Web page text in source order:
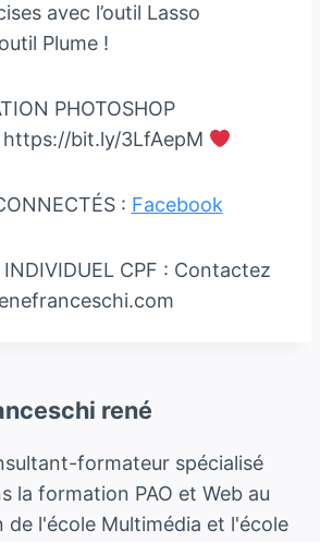
avec l’outil Lasso
Plume !
PHOTOSHOP
bit.ly/3LfAepM
: Facebook
INDIVIDUEL CPF : Contactez
rené
formateur spécialisé
la formation PAO et Web au
de l'école Multimédia et l'école